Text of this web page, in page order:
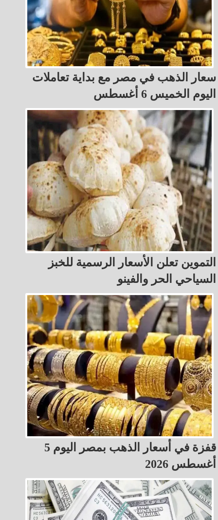
سعار الذهب في مصر مع بداية تعاملات
اليوم الخميس 6 أغسطس
التموين تعلن الأسعار الرسمية للخبز
السياحي الحر والفينو
قفزة في أسعار الذهب بمصر اليوم 5
أغسطس 2026